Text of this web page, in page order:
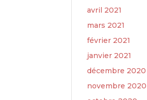
avril 2021
mars 2021
février 2021
janvier 2021
décembre 2020
novembre 2020